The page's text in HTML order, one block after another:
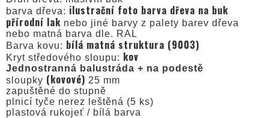
barva dřeva: ilustrační foto barva dřeva na buk
přírodní lak nebo jiné barvy z palety barev dřeva
nebo matná barva dle. RAL
Barva kovu: bílá matná struktura (9003)
Kryt středového sloupu: kov
Jednostranná balustráda + na podestě
sloupky (kovové) 25 mm
zapuštěné do stupně
plnicí tyče nerez leštěná (5 ks)
plastová rukojeť / bílá barva